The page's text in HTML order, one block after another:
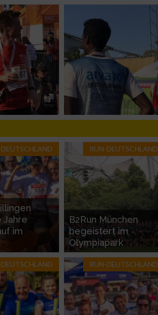
DEUTSCHLAND
Jahre
im
RUN-DEUTSCHLAND
B2Run München
begeistert im
Olympiapark
DEUTSCHLAND RUN-DEUTSCHLAND
von Inhalten
Inhalte
Kombinationen von Daten aus
von Inhalten
identifizieren